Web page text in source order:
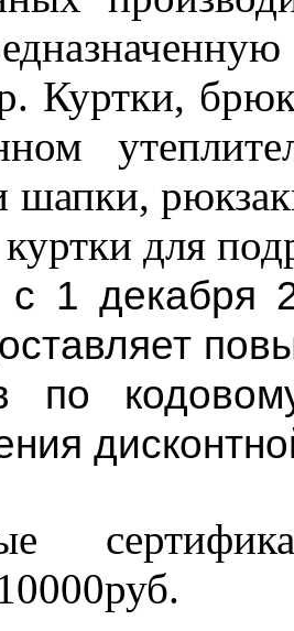
Куртки,
шапки,
для
1 декабря
по